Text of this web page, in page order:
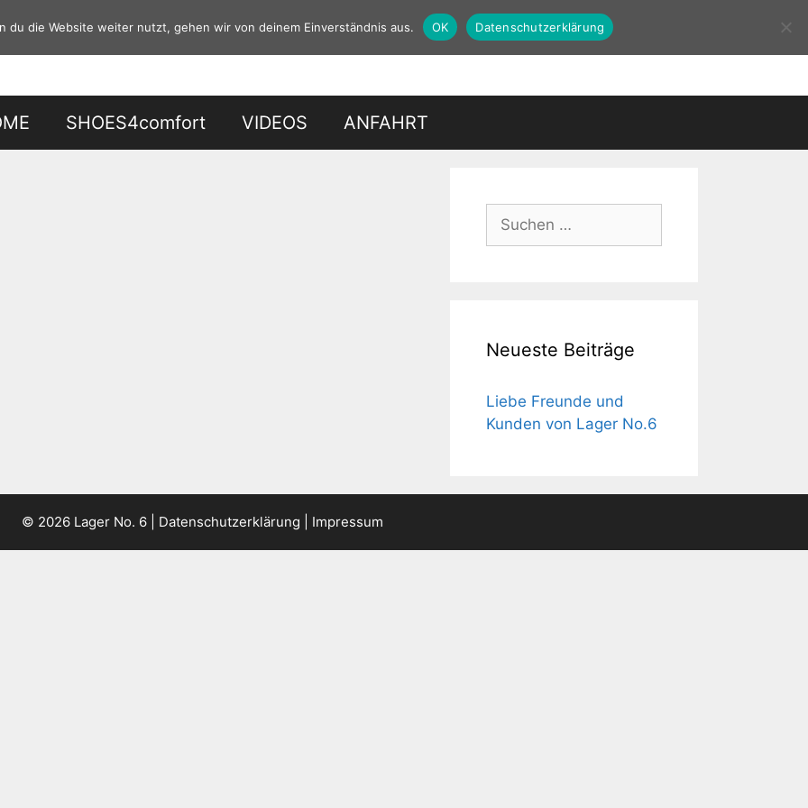
SHOES4comfort VIDEOS ANFAHRT
nach:
Neueste Beiträge
Liebe Freunde und
Kunden von Lager No.6
© 2026 Lager No. 6 | Datenschutzerklärung Impressum
du die Website weiter nutzt, gehen wir von deinem Einverständnis aus. OK Datenschutzerklärung